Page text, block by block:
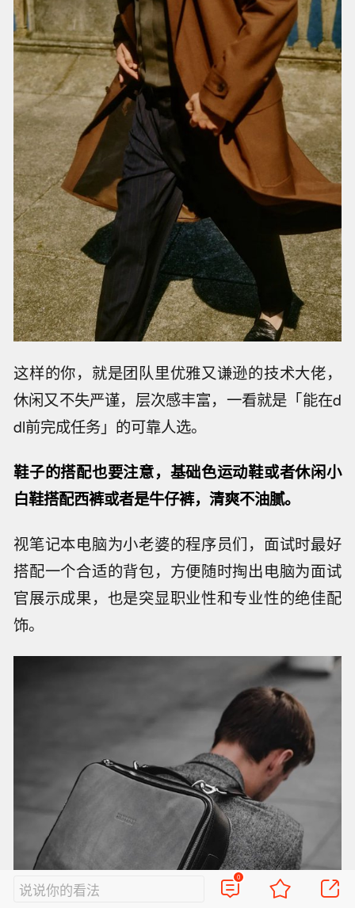
这样的你，就是团队里优雅又谦逊的技术大佬，
休闲又不失严谨，层次感丰富，一看就是「能在d
dl前完成任务」的可靠人选。
鞋子的搭配也要注意，基础色运动鞋或者休闲小
白鞋搭配西裤或者是牛仔裤，清爽不油腻。
视笔记本电脑为小老婆的程序员们，面试时最好
搭配一个合适的背包，方便随时掏出电脑为面试
官展示成果，也是突显职业性和专业性的绝佳配
饰。
说说你的看法
0